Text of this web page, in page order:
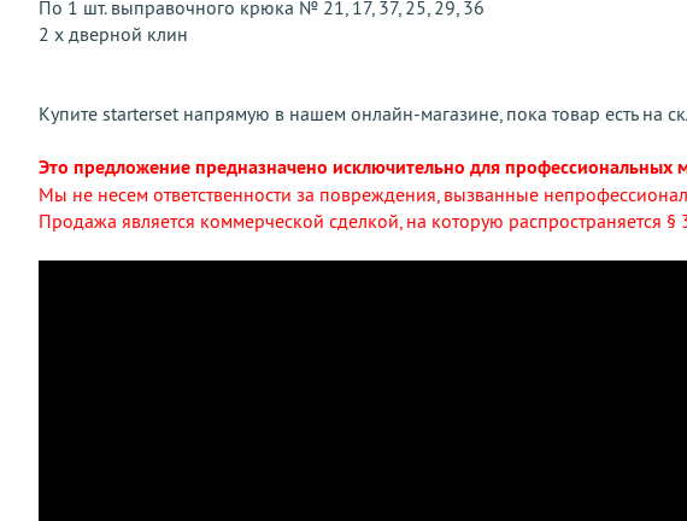
По 1 шт. выправочного крюка № 21, 17, 37, 25, 29, 36
2 x дверной клин
Купите starterset напрямую в нашем онлайн-магазине, пока товар есть на
Это предложение предназначено исключительно для профессиональных
Мы не несем ответственности за повреждения, вызванные
Продажа является коммерческой сделкой, на которую распространяется §